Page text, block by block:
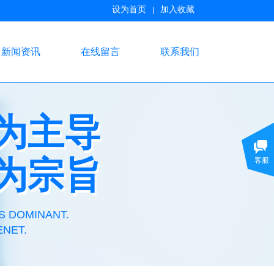
设为首页 加入收藏
新闻资讯 在线留言 联系我们
主导
宗旨
主导
宗旨
DOMINANT.
客服